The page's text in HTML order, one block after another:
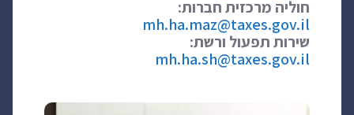
חוליה מרכזית חברות:
mh.ha.maz@taxes.gov.il
שירות תפעול ורשת:
mh.ha.sh@taxes.gov.il